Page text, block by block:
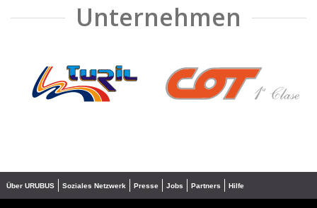
Unternehmen
❮ ❯
Über URUBUS Soziales Netzwerk Presse Jobs Partners Hilfe